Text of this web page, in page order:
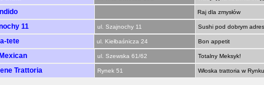
Raj dla zmysłów
11 ul. Szajnochy 11 Sushi pod dobrym
tete ul. Kiełbaśnicza 24 Bon appetit
ul. Szewska 61/62 Totalny Meksyk!
Trattoria Rynek 51 Włoska trattoria w Rynku